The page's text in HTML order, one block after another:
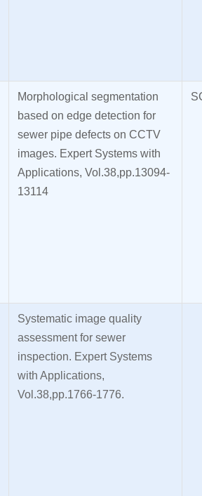
Morphological segmentation
based on edge detection for
sewer pipe defects on CCTV
images. Expert Systems with
Applications, Vol.38,pp.13094-
13114
Systematic image quality
assessment for sewer
inspection. Expert Systems
with Applications,
Vol.38,pp.1766-1776.